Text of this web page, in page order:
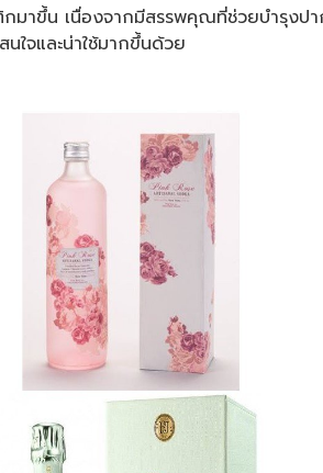
กมาขึ้น เนื่องจากมีสรรพคุณที่ช่วยบำรุง
ใจและน่าใช้มากขึ้นด้วย